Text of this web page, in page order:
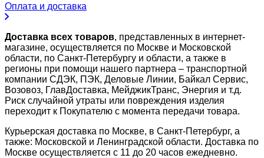
Оплата и доставка
Доставка всех товаров, представленных в интернет-
магазине, осуществляется по Москве и Московской
области, по Санкт-Петербургу и области, а также в
регионы при помощи нашего партнера – транспортной
компании СДЭК, ПЭК, Деловые Линии, Байкал Сервис,
Возовоз, ГлавДоставка, МейджикТранс, Энергия и т.д.
Риск случайной утраты или повреждения изделия
переходит к Покупателю с момента передачи товара.
Курьерская доставка по Москве, в Санкт-Петербург, а
также: Московской и Ленинградской области. Доставка по
Москве осуществляется с 11 до 20 часов ежедневно.